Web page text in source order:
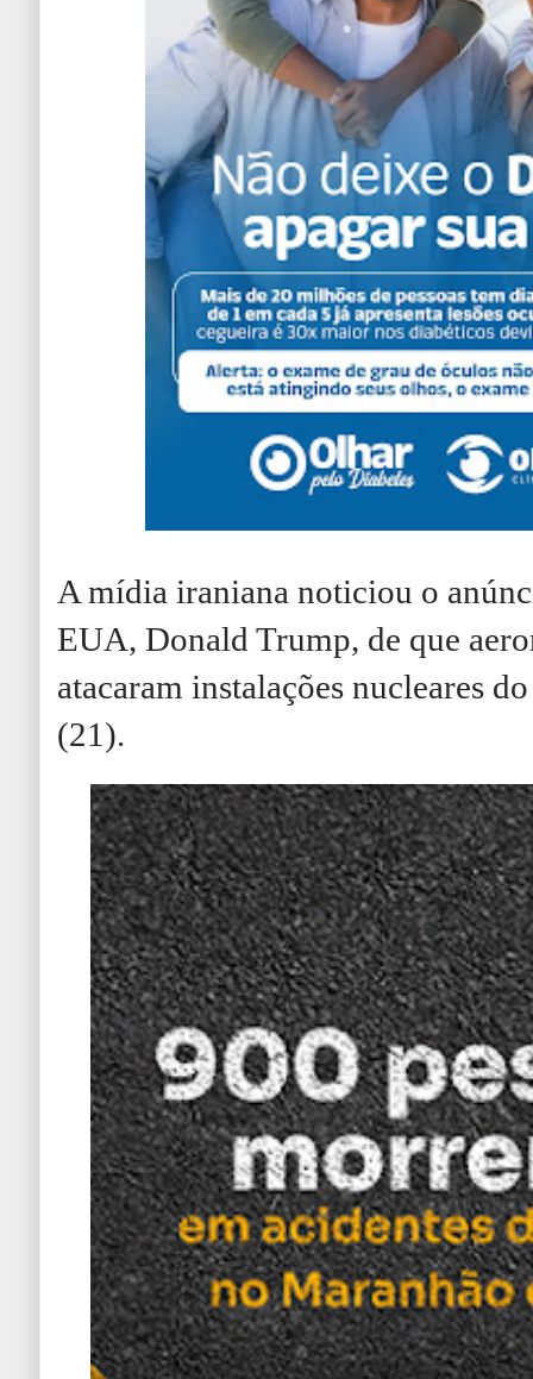
A mídia iraniana noticiou o
EUA, Donald Trump, de que
atacaram instalações nucleares
(21).